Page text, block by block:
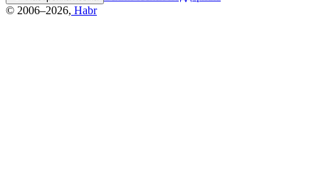
© 2006–2026, Habr